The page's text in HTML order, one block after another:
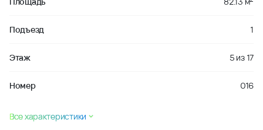
Подъезд 1
Этаж 5 из17
Номер 016
Все характеристики